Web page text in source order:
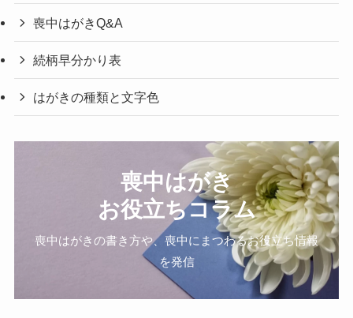
喪中はがきQ&A
続柄早分かり表
はがきの種類と文字色
喪中はがき
お役立ちコラム
喪中はがきの書き方や、喪中にまつわるお役立ち情報
を発信